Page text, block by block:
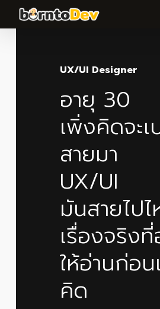
to
Artificial
science
AI
คืออะไร?
ทำไมองค์ก
AI แล้วต้อ
“กติกา”
Read Article
Azure
Azure
Container
Apps
Read Article
Business &
รวมทุกเรื่อง
ต้องรู้ก่อนส
“เดฟช่วยไ
พลัส”
เงื่อนไข ร
และวิธีเข้า
(อัปเดต
UX/UI Designer
อายุ 30
เพิ่งคิดจะ
สายมา
UX/UI
มันสายไป
เรื่องจริง
ให้อ่านก่อน
คิด